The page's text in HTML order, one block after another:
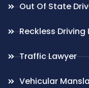
Out Of State
Reckless Driving
Traffic Lawyer
Vehicular